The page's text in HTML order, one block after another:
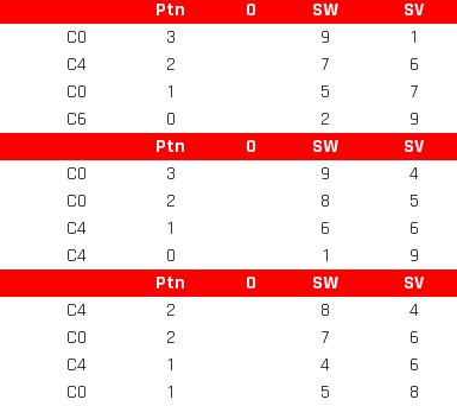
Ptn O SW SV
C0 3 9 1
C4 2 7 6
C0 1 5 7
C6 0 2 9
Ptn O SW SV
C0 3 9 4
C0 2 8 5
C4 1 6 6
C4 0 1 9
Ptn O SW SV
C4 2 8 4
C0 2 7 6
C4 1 4 6
C0 1 5 8